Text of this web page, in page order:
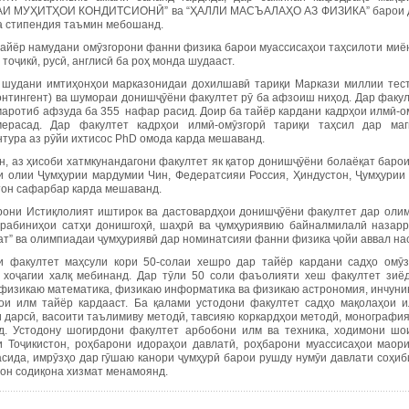
МУҲИТҲОИ КОНДИТСИОНӢ” ва “ҲАЛЛИ МАСЪАЛАҲО АЗ ФИЗИКА” барои
стипендия таъмин мебошанд.
намудани омӯзгорони фанни физика барои муассисаҳои таҳсилоти
русӣ, англисӣ ба роҳ монда шудааст.
имтиҳонҳои марказонидаи дохилшавӣ тариқи Маркази миллии
ва шумораи донишҷӯёни факултет рӯ ба афзоиш ниҳод. Дар
афзуда ба 355 нафар расид. Доир ба тайёр кардани кадрҳои илмӣ-
Дар факултет кадрҳои илмӣ-омӯзгорӣ тариқи таҳсил дар
аз рӯйи ихтисос PhD омода карда мешаванд.
аз ҳисоби хатмкунандагони факултет як қатор донишҷӯёни болаёқат
олии Ҷумҳурии мардумии Чин, Федератсияи Россия, Ҳиндустон,
сафарбар карда мешаванд.
Истиқлолият иштирок ва дастовардҳои донишҷӯёни факултет дар
сатҳи донишгоҳӣ, шаҳрӣ ва ҷумҳуриявию байналмилалӣ
ва олимпиадаи ҷумҳуриявӣ дар номинатсияи фанни физика ҷойи аввал
факултет маҳсули кори 50-солаи хешро дар тайёр кардани садҳо
хоҷагии халқ мебинанд. Дар тӯли 50 соли фаъолияти хеш факултет
математика, физикаю информатика ва физикаю астрономия,
илм тайёр кардааст. Ба қалами устодони факултет садҳо
дарсӣ, васоити таълимиву методӣ, тавсияю коркардҳои методӣ,
Устодону шогирдони факултет арбобони илм ва техника, ходимони
роҳбарони идораҳои давлатӣ, роҳбарони муассисаҳои
имрӯзҳо дар гӯшаю канори ҷумҳурӣ барои рушду нумӯи давлати
содиқона хизмат менамоянд.